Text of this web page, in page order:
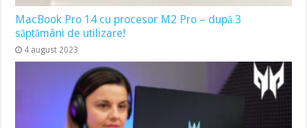
MacBook Pro 14 cu procesor M2 Pro – după 3
săptămâni de utilizare!
4 august 2023